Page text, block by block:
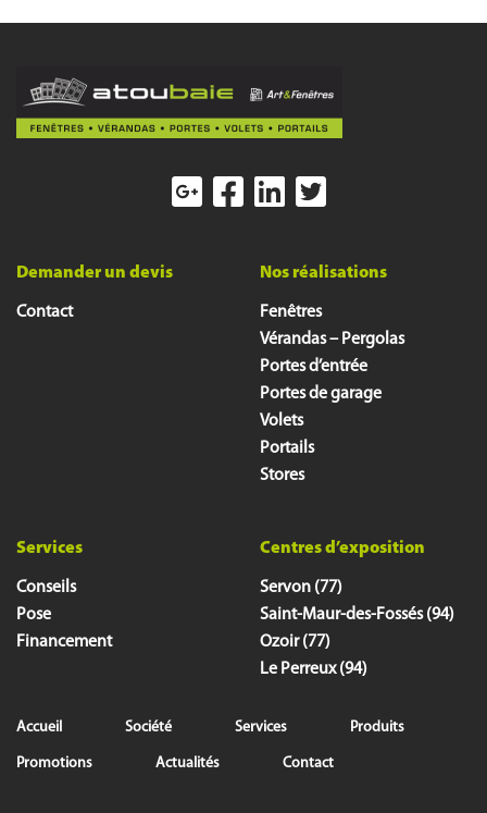
Demander un devis
Contact
Nos réalisations
Fenêtres
Vérandas – Pergolas
Portes d’entrée
Portes de garage
Volets
Portails
Stores
Services
Conseils
Pose
Financement
Centres d’exposition
Servon (77)
Saint-Maur-des-Fossés (94)
Ozoir (77)
Le Perreux (94)
Accueil Société Services Produits
Promotions Actualités Contact